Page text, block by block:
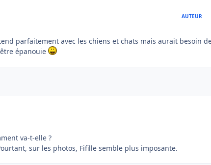
AUTEUR
parfaitement avec les chiens et chats mais aurait besoin
épanouie
va-t-elle ?
sur les photos, Fifille semble plus imposante.